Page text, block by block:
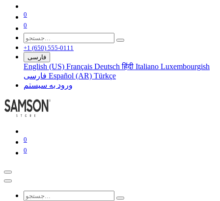
0
0
+1 (650) 555-0111
فارسی
English (US) Français Deutsch हिंदी Italiano Luxembourgish
فارسی Español (AR) Türkçe
ورود به سیستم
0
0